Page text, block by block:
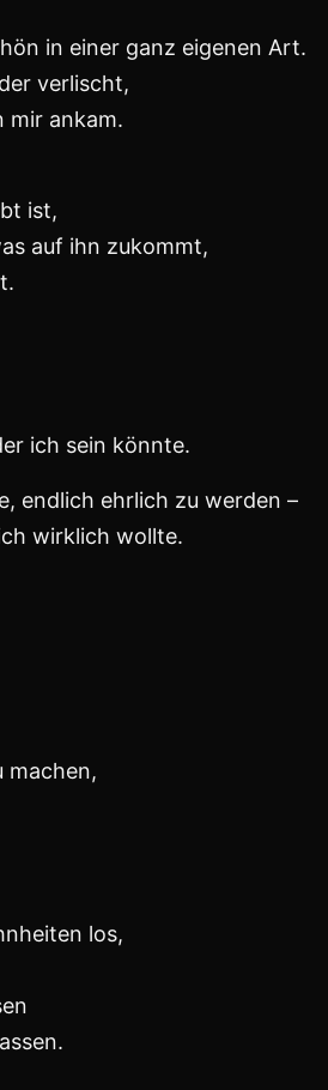
in stillen Momenten.
war.
ordnen.